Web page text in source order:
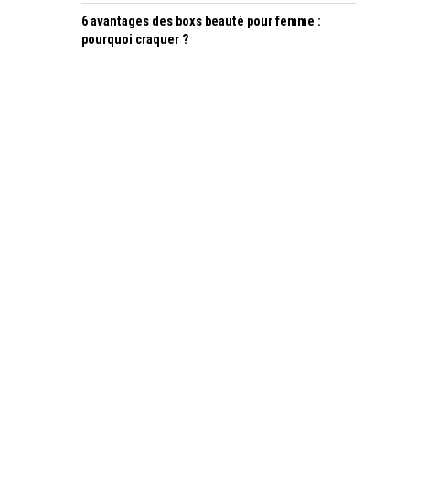
6 avantages des boxs beauté pour femme :
pourquoi craquer ?